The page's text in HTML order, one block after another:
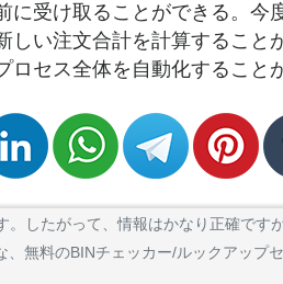
受け取ることができる。今
い注文合計を計算するこ
セス全体を自動化すること
したがって、情報はかなり正確です
無料のBINチェッカー/ルックアップ